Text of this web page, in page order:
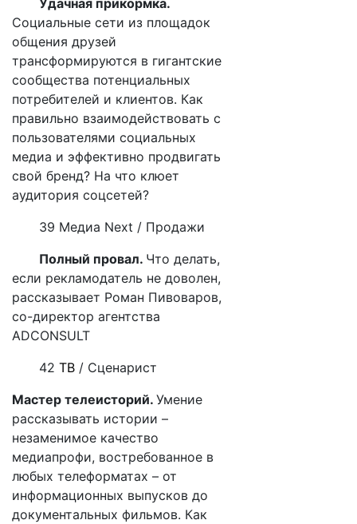
Социальные сети из площадок
общения друзей
трансформируются в гигантские
сообщества потенциальных
потребителей и клиентов. Как
правильно взаимодействовать с
пользователями социальных
медиа и эффективно продвигать
свой бренд? На что клюет
аудитория соцсетей?
39 Медиа Next / Продажи
Полный провал. Что делать,
если рекламодатель не доволен,
рассказывает Роман Пивоваров,
со-директор агентства
ADCONSULT
42 ТВ/ Сценарист
Мастер телеисторий. Умение
рассказывать истории –
незаменимое качество
медиапрофи, востребованное в
любых телеформатах – от
информационных выпусков до
документальных фильмов. Как